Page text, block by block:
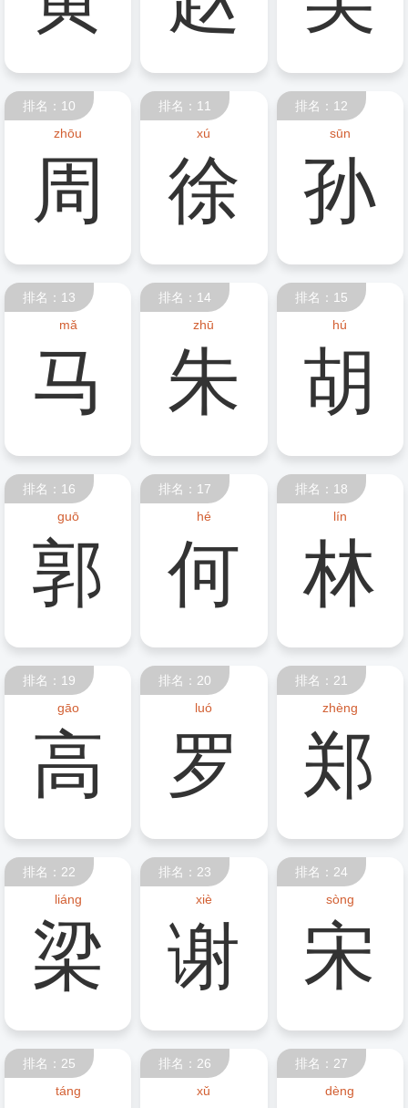
排名：10
zhōu
周
排名：11
xú
徐
排名：12
sūn
孙
排名：13
mǎ
马
排名：14
zhū
朱
排名：15
hú
胡
排名：16
guō
郭
排名：17
hé
何
排名：18
lín
林
排名：19
gāo
高
排名：20
luó
罗
排名：21
zhèng
郑
排名：22
liáng
梁
排名：23
xiè
谢
排名：24
sòng
宋
排名：25
táng
排名：26
xǔ
排名：27
dèng